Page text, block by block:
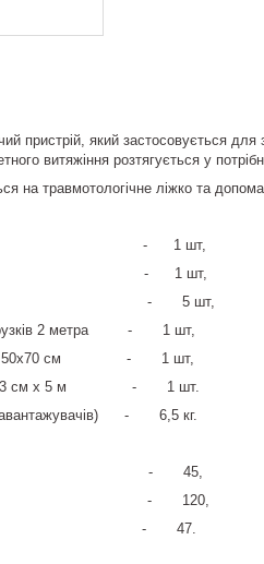
пристрій, який застосовується
витяжіння розтягується у
на травмотологічне ліжко та
- 1 шт,
- 1 шт,
кг - 5 шт,
грузків 2 метра - 1 шт,
50х70 см - 1 шт,
3 см х 5 м - 1 шт.
навантажувачів) - 6,5 кг.
- 45,
- 120,
- 47.